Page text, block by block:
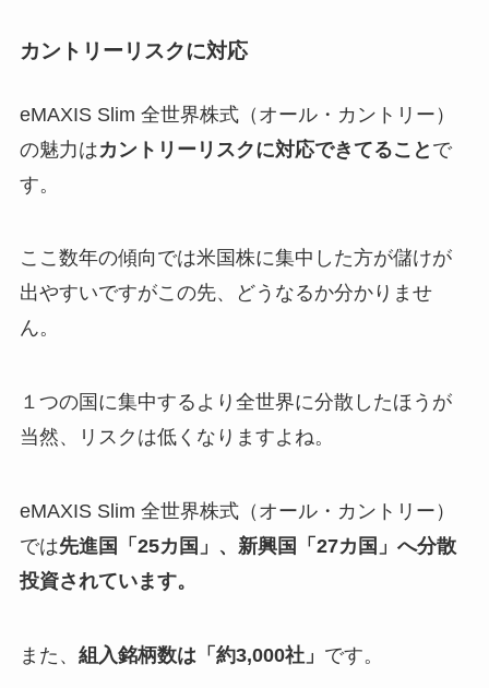
カントリーリスクに対応
eMAXIS Slim 全世界株式（オール・カントリー）
の魅力はカントリーリスクに対応できてること で
す。
ここ数年の傾向では米国株に集中した方が儲けが
出やすいですがこの先、どうなるか分かりませ
ん。
１つの国に集中するより全世界に分散したほうが
当然、リスクは低くなりますよね。
eMAXIS Slim 全世界株式（オール・カントリー）
では先進国「25カ国」、新興国「27カ国」へ分散
投資されています。
また、 組入銘柄数は「約3,000社」 です。